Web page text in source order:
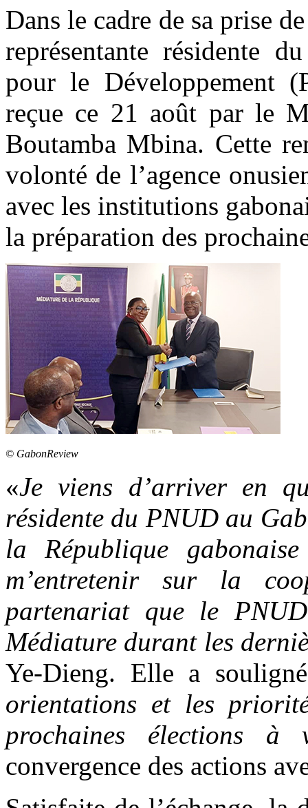
Dans le cadre de sa prise
représentante résidente
pour le Développement
reçue ce 21 août par le
Boutamba Mbina. Cette
volonté de l’agence
avec les institutions
la préparation des
© GabonReview
«Je viens d’arriver en
résidente du PNUD au
la République
m’entretenir sur la
partenariat que le
Médiature durant les
Ye-Dieng. Elle a
orientations et les
prochaines élections
convergence des actions